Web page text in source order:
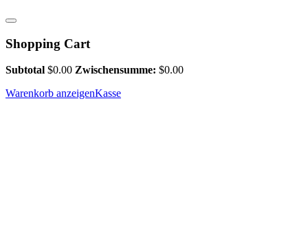
Shopping Cart
Subtotal $0.00 Zwischensumme: $0.00
Warenkorb anzeigenKasse